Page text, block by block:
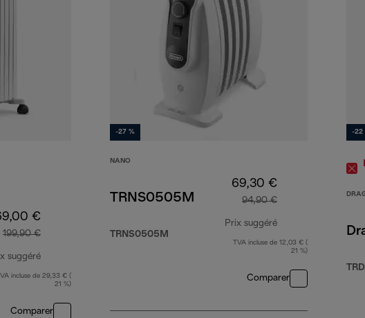
€
199,90 €
suggéré
prix original 199,90 €
incluse de 29,33 € (
21 %)
Comparer
-27 %
NANO
TRNS0505M
TRNS0505M
69,30 €
94,90 €
Prix suggéré
prix original 94,90
TVA incluse de 12,03 € (
21 %)
Comparer
-22